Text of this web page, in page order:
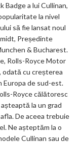
Badge a lui Cullinan,
la nivel
să fie lansat noul
Președinte
& Bucharest.
Rolls-Royce Motor
odată cu creșterea
Europa de sud-est.
Royce călătoresc
la un grad
De aceea trebuie
Ne așteptăm la o
Cullinan sau de